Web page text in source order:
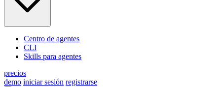
Centro de agentes
CLI
Skills para agentes
precios
demo iniciar sesión registrarse